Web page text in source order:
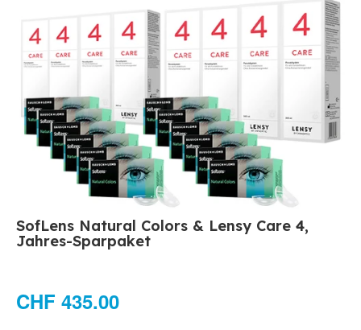
SofLens Natural Colors & Lensy Care 4,
Jahres-Sparpaket
CHF 435.00